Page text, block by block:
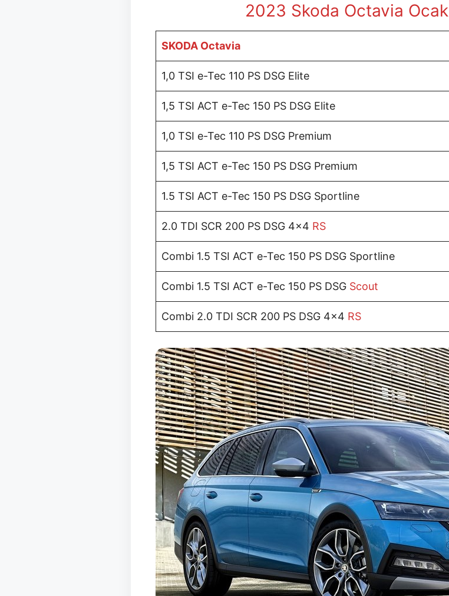
2023 Skoda Octavia Ocak
SKODA Octavia
1,0 TSI e-Tec 110 PS DSG Elite
1,5 TSI ACT e-Tec 150 PS DSG Elite
1,0 TSI e-Tec 110 PS DSG Premium
1,5 TSI ACT e-Tec 150 PS DSG Premium
1.5 TSI ACT e-Tec 150 PS DSG Sportline
2.0 TDI SCR 200 PS DSG 4×4 RS
Combi 1.5 TSI ACT e-Tec 150 PS DSG Sportline
Combi 1.5 TSI ACT e-Tec 150 PS DSG Scout
Combi 2.0 TDI SCR 200 PS DSG 4×4 RS